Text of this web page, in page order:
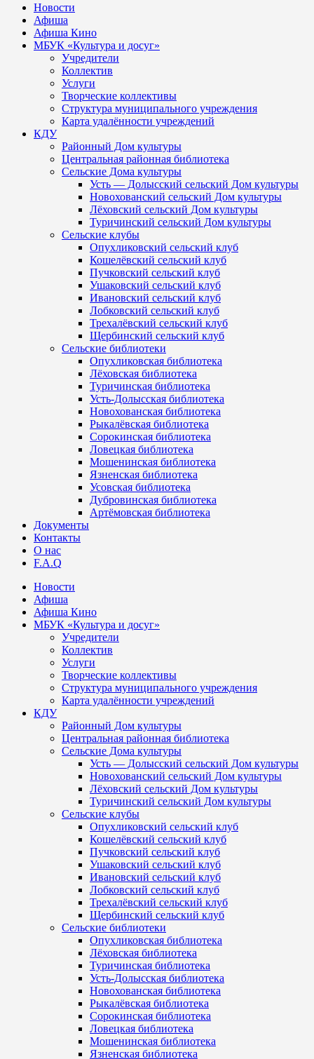
Новости
Афиша
Афиша Кино
МБУК «Культура и досуг»
Учредители
Коллектив
Услуги
Творческие коллективы
Структура муниципального учреждения
Карта удалённости учреждений
КДУ
Районный Дом культуры
Центральная районная библиотека
Сельские Дома культуры
Усть — Долысский сельский Дом культуры
Новохованский сельский Дом культуры
Лёховский сельский Дом культуры
Туричинский сельский Дом культуры
Сельские клубы
Опухликовский сельский клуб
Кошелёвский сельский клуб
Пучковский сельский клуб
Ушаковский сельский клуб
Ивановский сельский клуб
Лобковский сельский клуб
Трехалёвский сельский клуб
Щербинский сельский клуб
Сельские библиотеки
Опухликовская библиотека
Лёховская библиотека
Туричинская библиотека
Усть-Долысская библиотека
Новохованская библиотека
Рыкалёвская библиотека
Сорокинская библиотека
Ловецкая библиотека
Мошенинская библиотека
Язненская библиотека
Усовская библиотека
Дубровинская библиотека
Артёмовская библиотека
Документы
Контакты
О нас
F.A.Q
Новости
Афиша
Афиша Кино
МБУК «Культура и досуг»
Учредители
Коллектив
Услуги
Творческие коллективы
Структура муниципального учреждения
Карта удалённости учреждений
КДУ
Районный Дом культуры
Центральная районная библиотека
Сельские Дома культуры
Усть — Долысский сельский Дом культуры
Новохованский сельский Дом культуры
Лёховский сельский Дом культуры
Туричинский сельский Дом культуры
Сельские клубы
Опухликовский сельский клуб
Кошелёвский сельский клуб
Пучковский сельский клуб
Ушаковский сельский клуб
Ивановский сельский клуб
Лобковский сельский клуб
Трехалёвский сельский клуб
Щербинский сельский клуб
Сельские библиотеки
Опухликовская библиотека
Лёховская библиотека
Туричинская библиотека
Усть-Долысская библиотека
Новохованская библиотека
Рыкалёвская библиотека
Сорокинская библиотека
Ловецкая библиотека
Мошенинская библиотека
Язненская библиотека